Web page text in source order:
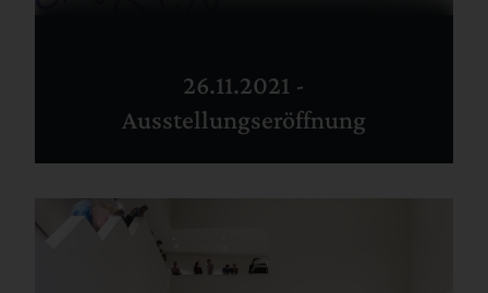
26.11.2021 -
Ausstellungseröffnung